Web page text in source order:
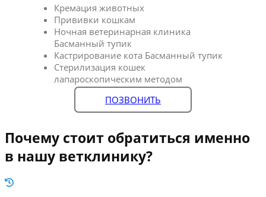
Кремация животных
Прививки кошкам
Ночная ветеринарная клиника
Басманный тупик
Кастрирование кота Басманный тупик
Стерилизация кошек
лапароскопическим методом
ПОЗВОНИТЬ
Почему стоит обратиться именно
в нашу ветклинику?